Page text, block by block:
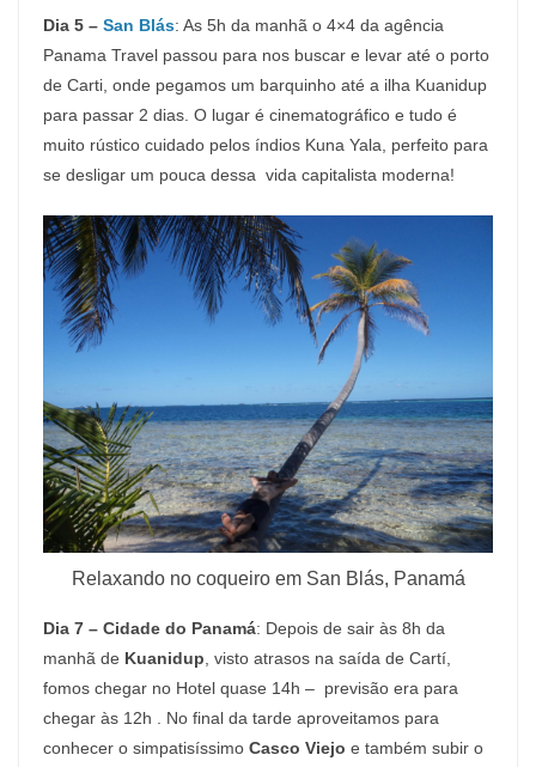
Dia 5 – San Blás: As 5h da manhã o 4×4 da agência
Panama Travel passou para nos buscar e levar até o porto
de Carti, onde pegamos um barquinho até a ilha Kuanidup
para passar 2 dias. O lugar é cinematográfico e tudo é
muito rústico cuidado pelos índios Kuna Yala, perfeito para
se desligar um pouca dessa vida capitalista moderna!
Relaxando no coqueiro em San Blás, Panamá
Dia 7 – Cidade do Panamá: Depois de sair às 8h da
manhã de Kuanidup , visto atrasos na saída de Cartí,
fomos chegar no Hotel quase 14h – previsão era para
chegar às 12h . No final da tarde aproveitamos para
conhecer o simpatisíssimo Casco Viejo e também subir o